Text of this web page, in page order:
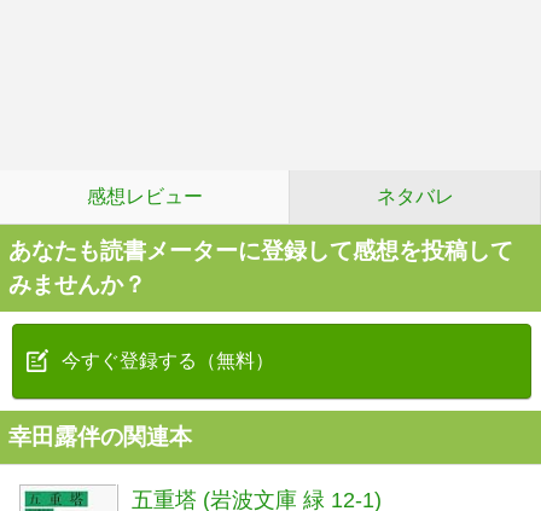
感想レビュー ネタバレ
あなたも読書メーターに登録して感想を投稿して
みませんか？
今すぐ登録する（無料）
幸田露伴の関連本
五重塔 (岩波文庫 緑 12-1)